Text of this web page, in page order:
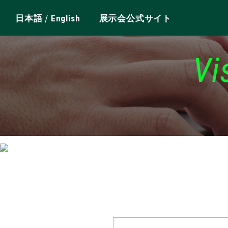
日本語/ English 展示会公式サイト